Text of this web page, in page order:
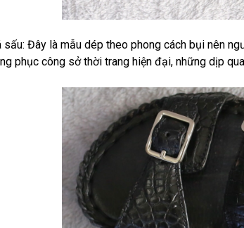
Đây là mẫu dép theo phong cách bụi nên
phục công sở thời trang hiện đại, những dịp